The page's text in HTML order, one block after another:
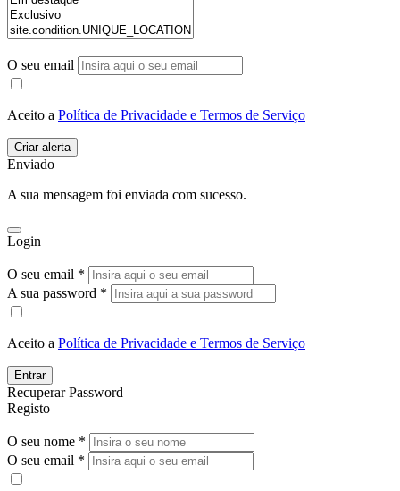
O seu email
Aceito a Política de Privacidade e Termos de Serviço
Enviado
A sua mensagem foi enviada com sucesso.
Login
O seu email *
A sua password *
Aceito a Política de Privacidade e Termos de Serviço
Entrar
Recuperar Password
Registo
O seu nome *
O seu email *